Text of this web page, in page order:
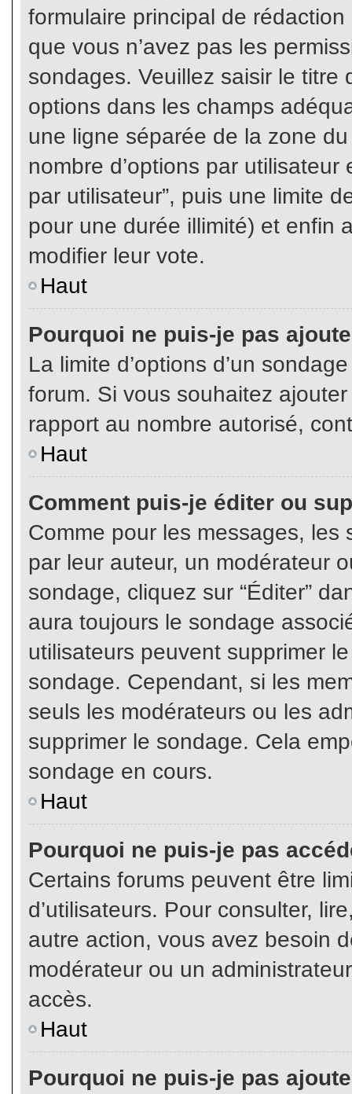
formulaire principal de
que vous n’avez pas les
sondages. Veuillez saisir le
options dans les champs
une ligne séparée de la zone
nombre d’options par
par utilisateur”, puis une limite
pour une durée illimité) et enfin
modifier leur vote.
Haut
Pourquoi ne puis-je pas
La limite d’options d’un
forum. Si vous souhaitez
rapport au nombre autorisé,
Haut
Comment puis-je éditer ou
Comme pour les messages,
par leur auteur, un modérateur
sondage, cliquez sur “Éditer”
aura toujours le sondage
utilisateurs peuvent supprimer
sondage. Cependant, si les
seuls les modérateurs ou les
supprimer le sondage. Cela
sondage en cours.
Haut
Pourquoi ne puis-je pas
Certains forums peuvent être
d’utilisateurs. Pour consulter,
autre action, vous avez besoin
modérateur ou un
accès.
Haut
Pourquoi ne puis-je pas